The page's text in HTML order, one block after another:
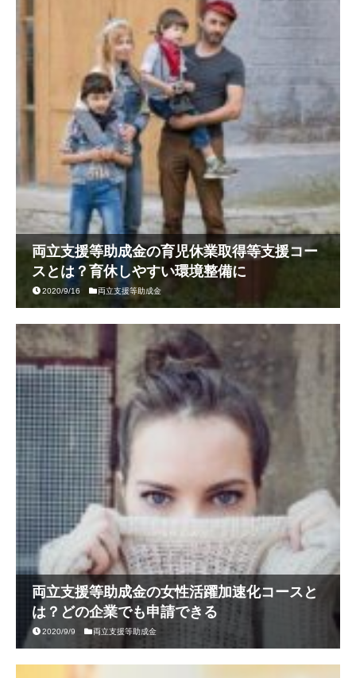
両立支援等助成金の育児休業取得等支援コー
スとは？育休しやすい環境整備に
2020/9/16 両立支援等助成金
両立支援等助成金の女性活躍加速化コースと
は？どの企業でも申請できる
2020/9/9 両立支援等助成金